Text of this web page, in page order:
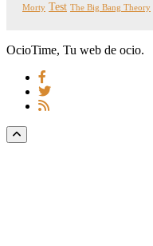
Morty Test The Big Bang Theory
OcioTime, Tu web de ocio.